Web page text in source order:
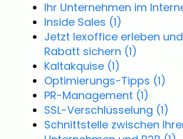
Ihr Unternehmen im
Inside Sales (1)
Jetzt lexoffice erleben
Rabatt sichern (1)
Kaltakquise (1)
Optimierungs-Tipps (1)
PR-Management (1)
SSL-Verschlüsselung (1)
Schnittstelle zwischen